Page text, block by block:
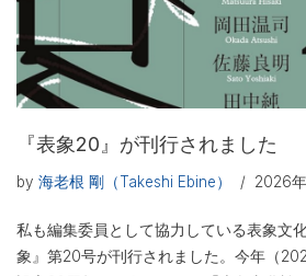
『表象20』が刊行されました
by 海老根 剛（Takeshi Ebine） 2026
私も編集委員として協力している表象文
象』第20号が刊行されました。今年（